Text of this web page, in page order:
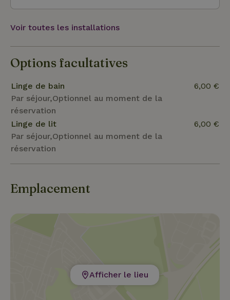
âne. Bien sûr, les propriétaires peuvent aussi
Voir toutes les installations
Options facultatives
Linge de bain
Par séjour,Optionnel au moment de la
réservation
6,00 €
Linge de lit
Par séjour,Optionnel au moment de la
réservation
6,00 €
Emplacement
Afficher le lieu